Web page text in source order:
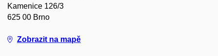
Kamenice 126/3
625 00 Brno
Zobrazit na mapě